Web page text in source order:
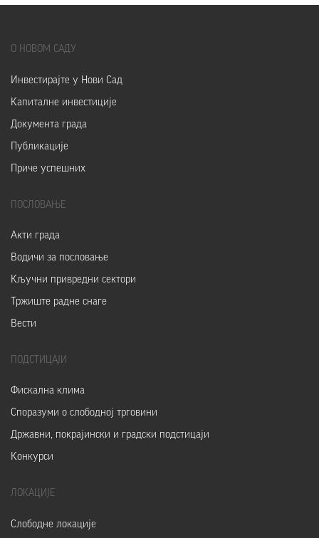
О НОВОМ САДУ
Инвестирајте у Нови Сад
Капиталне инвестиције
Документа града
Публикације
Приче успешних
ПОСЛОВАЊЕ
Акти града
Водичи за пословање
Кључни привредни сектори
Тржиште радне снаге
Вести
ПОДСТИЦАЈИ
Фискална клима
Споразуми о слободној трговини
Државни, покрајински и градски подстицаји
Конкурси
ЛОКАЦИЈЕ
Слободне локације